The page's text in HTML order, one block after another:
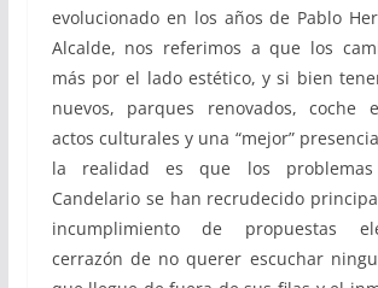
evolucionado en los años de Pablo
Alcalde, nos referimos a que los
más por el lado estético, y si bien
nuevos, parques renovados, coche
actos culturales y una “mejor”
la realidad es que los
Candelario se han recrudecido
incumplimiento de propuestas
cerrazón de no querer escuchar